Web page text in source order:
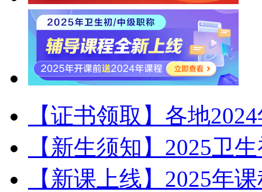
【证书领取】各地
【新生须知】2025卫
【新课上线】2025年